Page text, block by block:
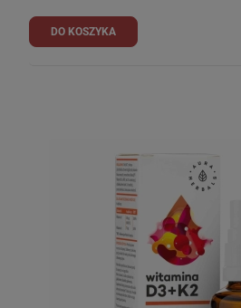
DO KOSZYKA